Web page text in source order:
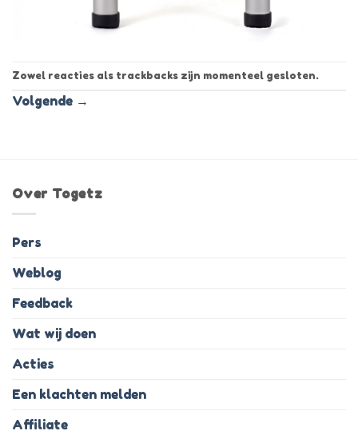
Zowel reacties als trackbacks zijn momenteel gesloten.
Volgende →
Over Togetz
Pers
Weblog
Feedback
Wat wij doen
Acties
Een klachten melden
Affiliate